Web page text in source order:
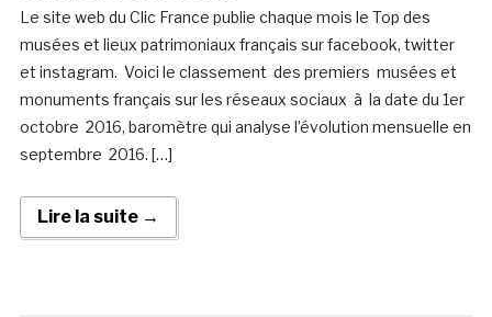
Le site web du Clic France publie chaque mois le Top des
musées et lieux patrimoniaux français sur facebook, twitter
et instagram. Voici le classement des premiers musées et
monuments français sur les réseaux sociaux à la date du 1er
octobre 2016, baromètre qui analyse l’évolution mensuelle en
septembre 2016. […]
Lire la suite →